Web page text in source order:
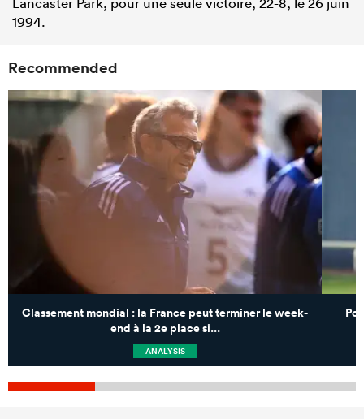
1994.
Recommended
Classement mondial : la France peut terminer le week-
end à la 2e place si...
ANALYSIS